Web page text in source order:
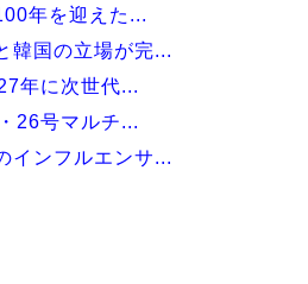
年を迎えた...
韓国の立場が完...
年に次世代...
26号マルチ...
インフルエンサ...